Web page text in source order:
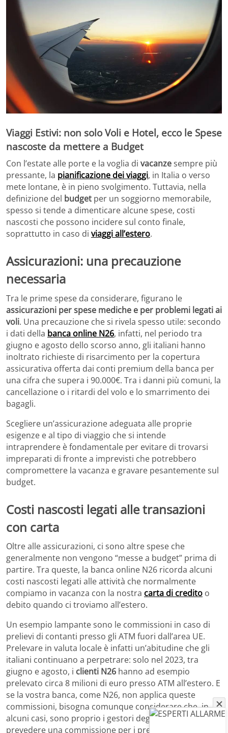
Viaggi Estivi: non solo Voli e Hotel, ecco le Spese
nascoste da mettere a Budget
Con l’estate alle porte e la voglia di vacanzesempre più
pressante, la pianificazione dei viaggi, in Italia o verso
mete lontane, è in pieno svolgimento. Tuttavia, nella
definizione del budget per un soggiorno memorabile,
spesso si tende a dimenticare alcune spese, costi
nascosti che possono incidere sul conto finale,
soprattutto in caso di viaggi all’estero.
Assicurazioni: una precauzione
necessaria
Tra le prime spese da considerare, figurano le
assicurazioni per spese mediche e per problemi legati ai
voli. Una precauzione che si rivela spesso utile: secondo
i dati della banca online N26, infatti, nel periodo tra
giugno e agosto dello scorso anno, gli italiani hanno
inoltrato richieste di risarcimento per la copertura
assicurativa offerta dai conti premium della banca per
una cifra che supera i 90.000€. Tra i danni più comuni, la
cancellazione o i ritardi del volo e lo smarrimento dei
bagagli.
Scegliere un’assicurazione adeguata alle proprie
esigenze e al tipo di viaggio che si intende
intraprendere è fondamentale per evitare di trovarsi
impreparati di fronte a imprevisti che potrebbero
compromettere la vacanza e gravare pesantemente sul
budget.
Costi nascosti legati alle transazioni
con carta
Oltre alle assicurazioni, ci sono altre spese che
generalmente non vengono “messe a budget” prima di
partire. Tra queste, la banca online N26 ricorda alcuni
costi nascosti legati alle attività che normalmente
compiamo in vacanza con la nostra carta di credito o
debito quando ci troviamo all’estero.
Un esempio lampante sono le commissioni in caso di
prelievi di contanti presso gli ATM fuori dall’area UE.
Prelevare in valuta locale è infatti un’abitudine che gli
italiani continuano a perpetrare: solo nel 2023, tra
giugno e agosto, i clienti N26 hanno ad esempio
prelevato circa 8 milioni di euro presso ATM all’estero. E
se la vostra banca, come N26, non applica queste
commissioni, bisogna comunque considerare che, in
alcuni casi, sono proprio i gestori deglisportelli ATMa
prevedere una commissione per i prelievi.